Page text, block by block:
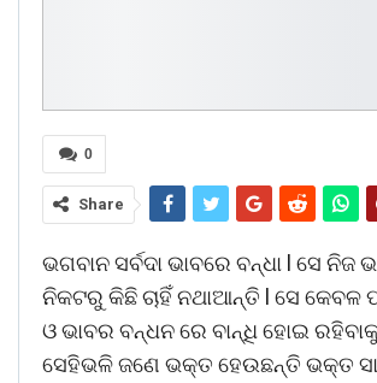
0
Share
ଭଗବାନ ସର୍ବଦା ଭାବରେ ବନ୍ଧା l ସେ
ନିକଟରୁ କିଛି ଚାହିଁ ନଥାଆନ୍ତି l ସେ କେବଳ
ଓ ଭାବର ବନ୍ଧନ ରେ ବାନ୍ଧି ହୋଇ
ସେହିଭଳି ଜଣେ ଭକ୍ତ ହେଉଛନ୍ତି ଭକ୍ତ